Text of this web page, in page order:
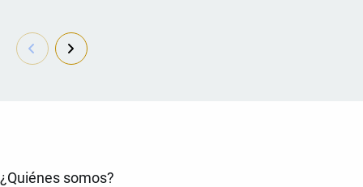
¿Quiénes somos?